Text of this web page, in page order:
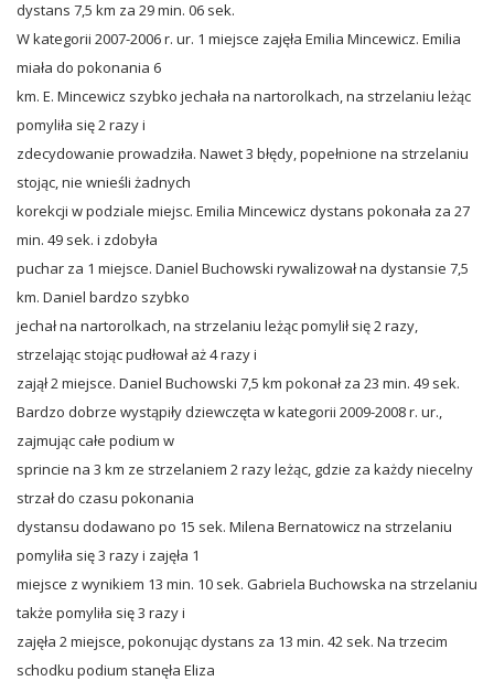
dystans 7,5 km za 29 min. 06 sek.
W kategorii 2007-2006 r. ur. 1 miejsce zajęła Emilia Mincewicz. Emilia
miała do pokonania 6
km. E. Mincewicz szybko jechała na nartorolkach, na strzelaniu leżąc
pomyliła się 2 razy i
zdecydowanie prowadziła. Nawet 3 błędy, popełnione na strzelaniu
stojąc, nie wnieśli żadnych
korekcji w podziale miejsc. Emilia Mincewicz dystans pokonała za 27
min. 49 sek. i zdobyła
puchar za 1 miejsce. Daniel Buchowski rywalizował na dystansie 7,5
km. Daniel bardzo szybko
jechał na nartorolkach, na strzelaniu leżąc pomylił się 2 razy,
strzelając stojąc pudłował aż 4 razy i
zajął 2 miejsce. Daniel Buchowski 7,5 km pokonał za 23 min. 49 sek.
Bardzo dobrze wystąpiły dziewczęta w kategorii 2009-2008 r. ur.,
zajmując całe podium w
sprincie na 3 km ze strzelaniem 2 razy leżąc, gdzie za każdy niecelny
strzał do czasu pokonania
dystansu dodawano po 15 sek. Milena Bernatowicz na strzelaniu
pomyliła się 3 razy i zajęła 1
miejsce z wynikiem 13 min. 10 sek. Gabriela Buchowska na strzelaniu
także pomyliła się 3 razy i
zajęła 2 miejsce, pokonując dystans za 13 min. 42 sek. Na trzecim
schodku podium stanęła Eliza